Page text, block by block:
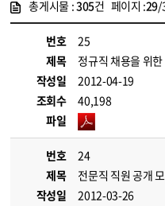
총게시물 :305건 페이지 :29/
번호
25
제목
정규직 채용을 위
작성일
2012-04-19
조회수
40,198
파일
번호
24
제목
전문직 직원 공개
작성일
2012-03-26